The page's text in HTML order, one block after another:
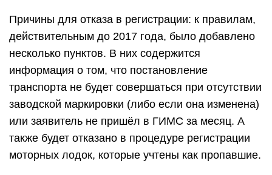
Причины для отказа в регистрации: к правилам,
действительным до 2017 года, было добавлено
несколько пунктов. В них содержится
информация о том, что постановление
транспорта не будет совершаться при отсутствии
заводской маркировки (либо если она изменена)
или заявитель не пришёл в ГИМС за месяц. А
также будет отказано в процедуре регистрации
моторных лодок, которые учтены как пропавшие.